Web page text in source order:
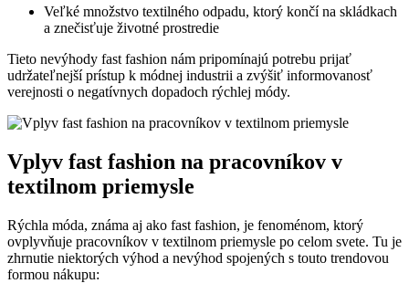
Veľké množstvo textilného odpadu, ktorý končí na skládkach
a znečisťuje životné prostredie
Tieto nevýhody fast fashion nám pripomínajú potrebu prijať
udržateľnejší prístup k módnej industrii a zvýšiť informovanosť
verejnosti o negatívnych dopadoch rýchlej módy.
Vplyv fast fashion na pracovníkov v
textilnom priemysle
Rýchla móda, známa aj ako fast fashion, je fenoménom, ktorý
ovplyvňuje pracovníkov v textilnom priemysle po celom svete. Tu je
zhrnutie niektorých výhod a nevýhod spojených s touto trendovou
formou nákupu: